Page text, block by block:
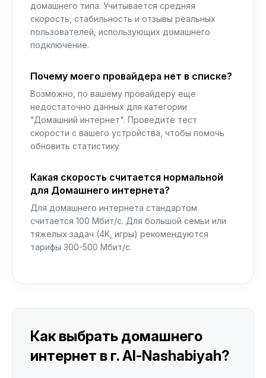
домашнего типа. Учитывается средняя
скорость, стабильность и отзывы реальных
пользователей, использующих домашнего
подключение.
Почему моего провайдера нет в списке?
Возможно, по вашему провайдеру еще
недостаточно данных для категории
"Домашний интернет". Проведите тест
скорости с вашего устройства, чтобы помочь
обновить статистику.
Какая скорость считается нормальной
для Домашнего интернета?
Для домашнего интернета стандартом
считается 100 Мбит/с. Для большой семьи или
тяжелых задач (4K, игры) рекомендуются
тарифы 300-500 Мбит/с.
Как выбрать домашнего
интернет в г. Al-Nashabiyah?